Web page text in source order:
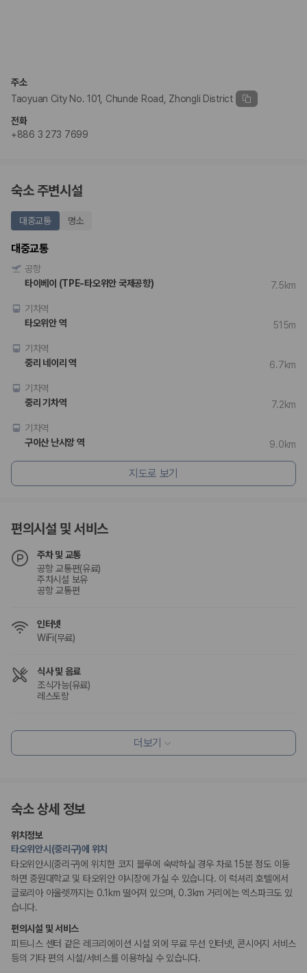
주소
Taoyuan City No. 101, Chunde Road, Zhongli District
전화
+886 3 273 7699
숙소 주변시설
대중교통 명소
대중교통
공항
타이베이 (TPE-타오위안 국제공항)
7.5km
기차역
타오위안 역
515m
기차역
중리 네이리 역
6.7km
기차역
중리 기차역
7.2km
기차역
구이산 난시앙 역
9.0km
지도로 보기
편의시설 및 서비스
주차 및 교통
공항 교통편(유료)
주차시설 보유
공항 교통편
인터넷
WiFi(무료)
식사 및 음료
조식가능(유료)
레스토랑
편의시설
엘리베이터
드라이클리닝/세탁서비스
짐 보관 서비스
웰빙 및 피트니스
피트니스/헬스시설
회의공간
연회장
더보기
숙소 상세 정보
위치정보
타오위안시(중리구)에 위치
타오위안시(중리구)에 위치한 코지 블루에 숙박하실 경우 차로 15분 정도 이동
하면 중원대학교 및 타오위안 야시장에 가실 수 있습니다. 이 럭셔리 호텔에서
글로리아 아울렛까지는 0.1km 떨어져 있으며, 0.3km 거리에는 엑스파크도 있
습니다.
편의시설 및 서비스
피트니스 센터 같은 레크리에이션 시설 외에 무료 무선 인터넷, 콘시어지 서비스
등의 기타 편의 시설/서비스를 이용하실 수 있습니다.